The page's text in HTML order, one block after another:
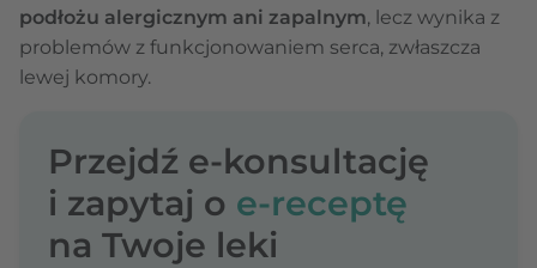
podłożu alergicznym ani zapalnym, lecz wynika z
problemów z funkcjonowaniem serca, zwłaszcza
lewej komory.
Przejdź e-konsultację
i zapytaj o e-receptę
na Twoje leki